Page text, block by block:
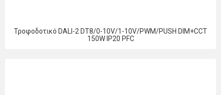
Τροφοδοτικό DALI-2 DT8/0-10V/1-10V/PWM/PUSH DIM+CCT
150W IP20 PFC